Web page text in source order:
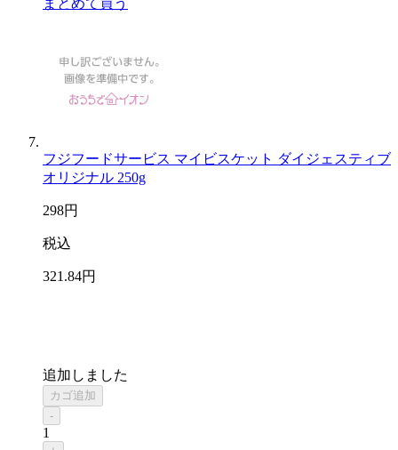
フジフードサービス マイビスケット ダイジェスティブ
オリジナル 250g
298円
税込
321 .84円
追加しました
カゴ追加
-
1